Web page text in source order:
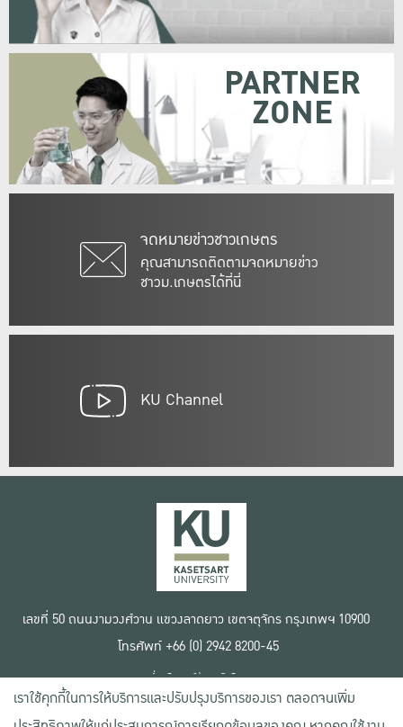
จดหมายข่าวชาวเกษตร
คุณสามารถติดตามจดหมายข่าว
ชาวม.เกษตรได้ที่นี่
PARTNER
ZONE
KU Channel
เลขที่ 50 ถนนงามวงศ์วาน แขวงลาดยาว เขตจตุจักร กรุงเทพฯ 10900
โทรศัพท์ +66 (0) 2942 8200-45
เงื่อนไขการใช้งานเว็บไซต์
ข้อตกลงด้านสิทธิ์ใช้งาน
นโยบายความเป็นส่วนตัว
เราใช้คุกกี้ในการให้บริการและปรับปรุงบริการของเรา ตลอดจนเพิ่ม